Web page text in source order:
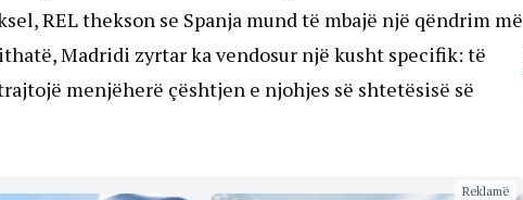
REL thekson se Spanja mund të mbajë një qëndrim më
Madridi zyrtar ka vendosur një kusht specifik: të
menjëherë çështjen e njohjes së shtetësisë së
Reklamë